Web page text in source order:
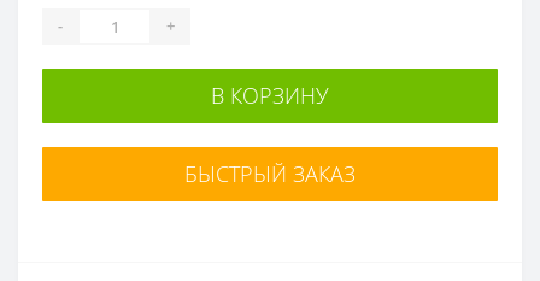
- +
В КОРЗИНУ
БЫСТРЫЙ ЗАКАЗ